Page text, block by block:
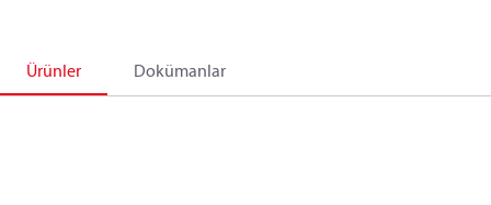
Ürünler Dokümanlar